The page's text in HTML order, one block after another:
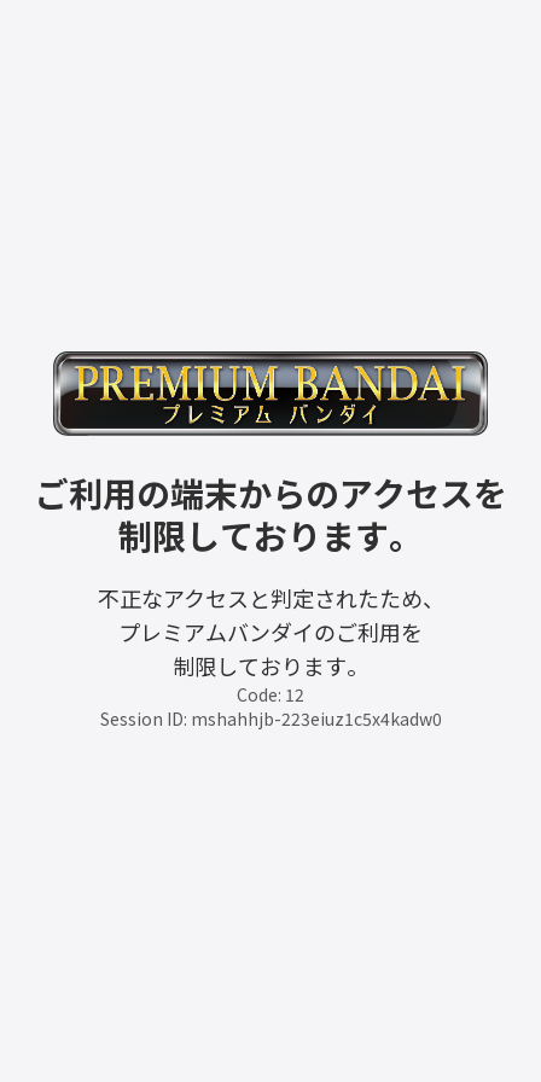
ご利用の端末からのアクセスを
制限しております。
不正なアクセスと判定されたため、
プレミアムバンダイのご利用を
制限しております。
Code: 12
Session ID: mshahhjb-223eiuz1c5x4kadw0